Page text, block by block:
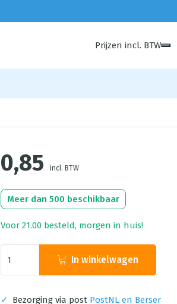
Prijzen incl. BTW
0,85 incl. BTW
Meer dan 500 beschikbaar
Voor 21.00 besteld, morgen in huis!
In winkelwagen
✓ Bezorging via post PostNL en Berser